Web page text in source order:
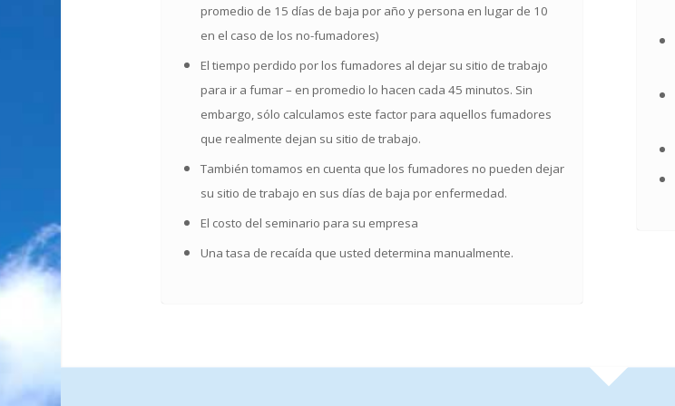
promedio de 15 días de baja por año y persona en lugar de 10
en el caso de los no-fumadores)
El tiempo perdido por los fumadores al dejar su sitio de trabajo
para ir a fumar – en promedio lo hacen cada 45 minutos. Sin
embargo, sólo calculamos este factor para aquellos fumadores
que realmente dejan su sitio de trabajo.
También tomamos en cuenta que los fumadores no pueden dejar
su sitio de trabajo en sus días de baja por enfermedad.
El costo del seminario para su empresa
Una tasa de recaída que usted determina manualmente.